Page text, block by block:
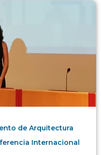
de Arquitectura
Internacional